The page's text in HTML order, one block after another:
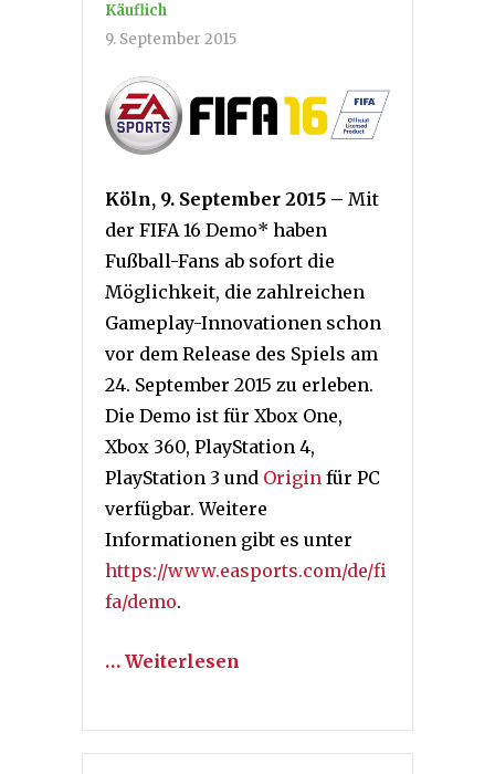
Käuflich
9. September 2015
Köln, 9. September 2015 – Mit
der FIFA 16 Demo* haben
Fußball-Fans ab sofort die
Möglichkeit, die zahlreichen
Gameplay-Innovationen schon
vor dem Release des Spiels am
24. September 2015 zu erleben.
Die Demo ist für Xbox One,
Xbox 360, PlayStation 4,
PlayStation 3 und Origin für PC
verfügbar. Weitere
Informationen gibt es unter
https://www.easports.com/de/fi
fa/demo.
… Weiterlesen